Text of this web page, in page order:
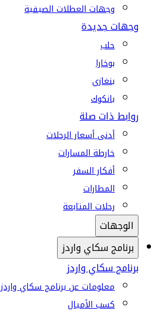
وجهات العطلات الصيفية
وجهات جديدة
حلب
بوخارا
بنغازي
بانكوك
روابط ذات صلة
أدنى أسعار الرحلات
خارطة المسارات
أفكار السفر
المطارات
رحلات المتابعة
الوجهات
برنامج سكاي واردز
برنامج سكاي واردز
معلومات عن برنامج سكاي واردز
كسب الأميال